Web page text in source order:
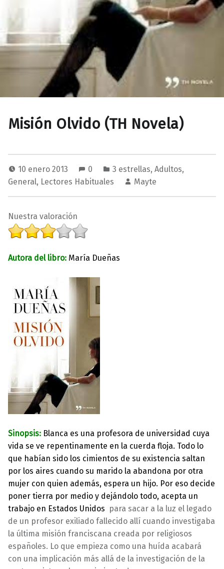
Misión Olvido (TH Novela)
10 enero 2013 0 3 estrellas, Adultos,
General, Lectores Habituales Mayte
Nuestra valoración
Autora del libro: María Dueñas
Sinopsis: Blanca es una profesora de universidad cuya
vida se ve repentinamente en la cuerda floja. Todo lo
que habían sido los cimientos de su existencia saltan
por los aires cuando su marido la abandona por otra
mujer con quien además, espera un hijo. Por eso decide
poner tierra por medio y dejándolo todo, acepta un
trabajo en Estados Unidos para sacar a la luz el legado
de un profesor exiliado fallecido allí cuando investigaba
la última misión franciscana creada por religiosos
españoles. Lo que empieza como una huída acabará
con una implicación más allá de la investigación de la